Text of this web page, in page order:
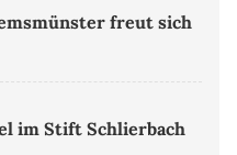
freut sich
im Stift Schlierbach